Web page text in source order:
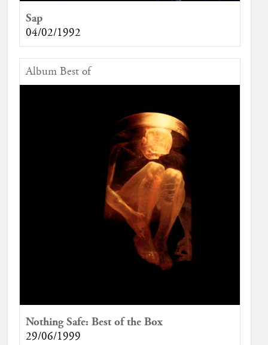
Sap
04/02/1992
Album Best of
Nothing Safe: Best of the Box
29/06/1999